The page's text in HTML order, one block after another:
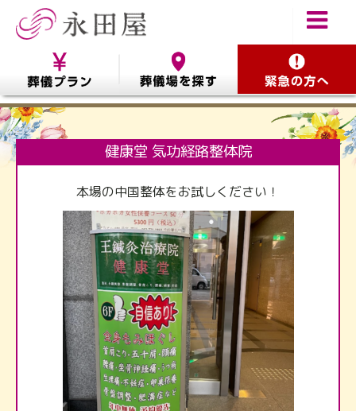
健康堂 気功経路整体院
本場の中国整体をお試しください！